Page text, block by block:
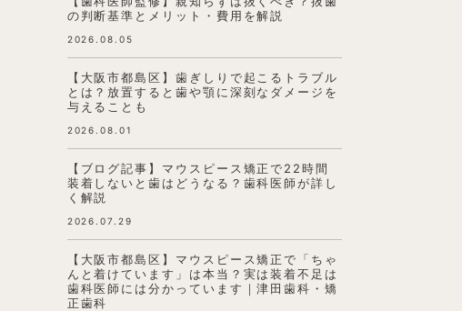
の判断基準とメリット・費用を解説
2026.08.05
【大阪市都島区】歯ぎしりで起こるトラブル
とは？放置すると歯や顎に深刻なダメージを
与えることも
2026.08.01
【ブログ記事】マウスピース矯正で22時間
装着しないと歯はどうなる？歯科医師が詳し
く解説
2026.07.29
【大阪市都島区】マウスピース矯正で「ちゃ
んと着けています」は本当？実は装着不足は
歯科医師には分かっています｜津田歯科・矯
正歯科